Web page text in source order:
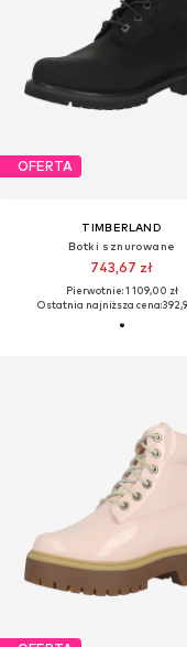
OFERTA
TIMBERLAND
Botki sznurowane
743,67 zł
Pierwotnie: 1 109,00 zł
Ostatnia najniższa cena: